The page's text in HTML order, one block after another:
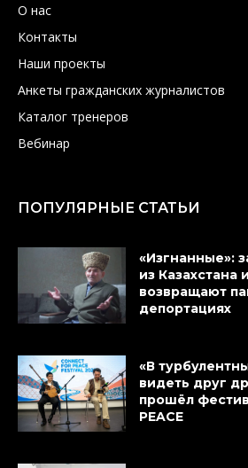
О нас
Контакты
Наши проекты
Анкеты гражданских журналистов
Каталог тренеров
Вебинар
ПОПУЛЯРНЫЕ СТАТЬИ
«Изгнанные»:
из Казахстана
возвращают
депортациях
«В
видеть друг
прошёл
PEACE